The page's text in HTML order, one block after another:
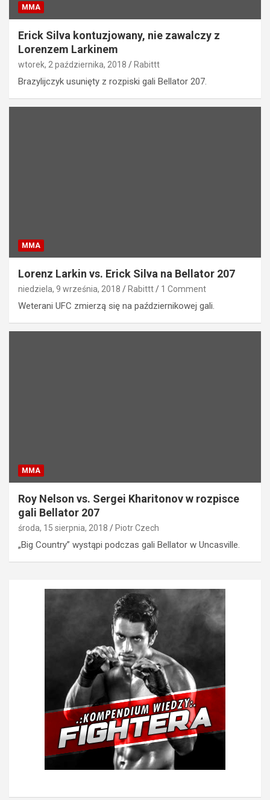
MMA
Erick Silva kontuzjowany, nie zawalczy z
Lorenzem Larkinem
wtorek, 2 października, 2018 Rabittt
Brazylijczyk usunięty z rozpiski gali Bellator 207.
MMA
Lorenz Larkin vs. Erick Silva na Bellator 207
niedziela, 9 września, 2018 Rabittt 1 Comment
Weterani UFC zmierzą się na październikowej gali.
MMA
Roy Nelson vs. Sergei Kharitonov w rozpisce
gali Bellator 207
środa, 15 sierpnia, 2018 Piotr Czech
„Big Country” wystąpi podczas gali Bellator w Uncasville.